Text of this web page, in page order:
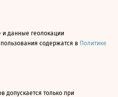
и данные геолокации
содержатся в Политике
допускается только при